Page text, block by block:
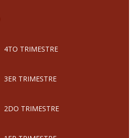
4TO TRIMESTRE
3ER TRIMESTRE
2DO TRIMESTRE